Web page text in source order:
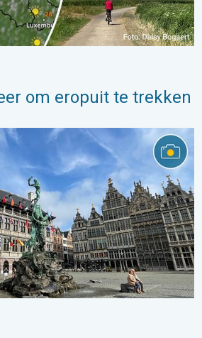
om eropuit te trekken
de week!. Weer&Radar uploader. . .